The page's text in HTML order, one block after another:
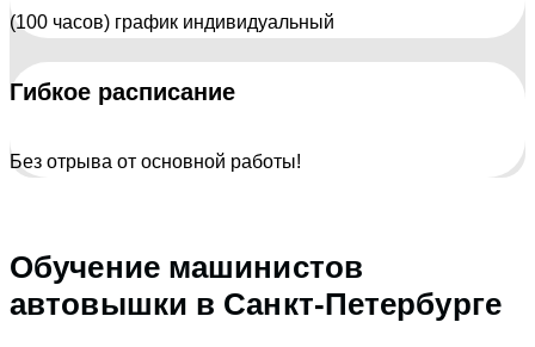
(100 часов) график индивидуальный
Гибкое расписание
Без отрыва от основной работы!
Обучение машинистов
автовышки в Санкт-Петербурге